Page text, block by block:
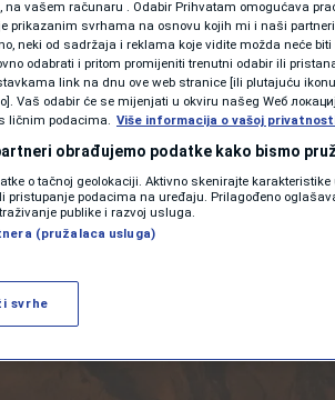
PODCAST
N1 SPECIJAL
FENOMENI
NEISTRAŽENO
VIRALNO
SVIJET 0 komentara
Više
na vašem računaru . Odabir Prihvatam omogućava
prikazanim svrhama na osnovu kojih mi i naši
neki od sadržaja i reklama koje vidite možda neće
odabrati i pritom promijeniti trenutni odabir ili
link na dnu ove web stranice [ili plutajuću
Vaš odabir će se mijenjati u okviru našeg Wеб
ličnim podacima. Više informacija o vašoj
obrađujemo podatke kako bismo
o tačnoj geolokaciji. Aktivno skenirajte
pristupanje podacima na uređaju. Prilagođeno
publike i razvoj usluga.
(pružalaca usluga)
svrhe